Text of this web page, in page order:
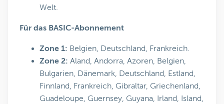
Welt.
Für das BASIC-Abonnement
Zone 1: Belgien, Deutschland, Frankreich.
Zone 2: Aland, Andorra, Azoren, Belgien,
Bulgarien, Dänemark, Deutschland, Estland,
Finnland, Frankreich, Gibraltar, Griechenland,
Guadeloupe, Guernsey, Guyana, Irland, Island,